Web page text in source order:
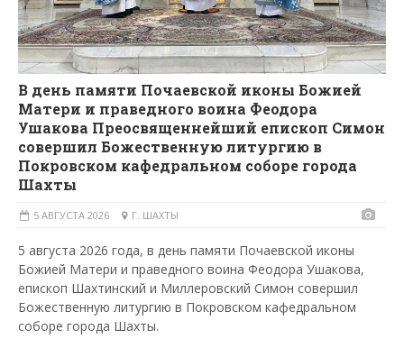
В день памяти Почаевской иконы Божией
Матери и праведного воина Феодора
Ушакова Преосвященнейший епископ Симон
совершил Божественную литургию в
Покровском кафедральном соборе города
Шахты
5 АВГУСТА 2026 Г. ШАХТЫ
5 августа 2026 года, в день памяти Почаевской иконы
Божией Матери и праведного воина Феодора Ушакова,
епископ Шахтинский и Миллеровский Симон совершил
Божественную литургию в Покровском кафедральном
соборе города Шахты.